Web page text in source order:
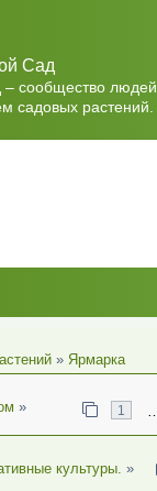
Сад
– сообщество людей,
садовых растений.
» Ярмарка
1
»
культуры. »